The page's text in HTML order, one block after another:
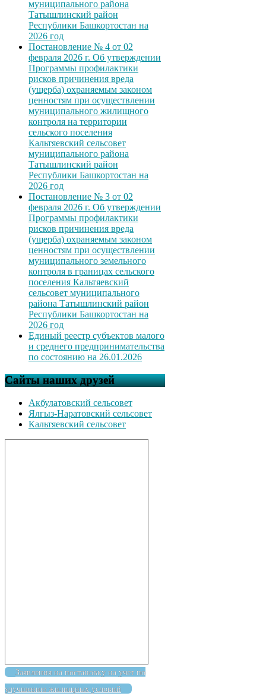
муниципального района
Татышлинский район
Республики Башкортостан на
2026 год
Постановление № 4 от 02
февраля 2026 г. Об утверждении
Программы профилактики
рисков причинения вреда
(ущерба) охраняемым законом
ценностям при осуществлении
муниципального жилищного
контроля на территории
сельского поселения
Кальтяевский сельсовет
муниципального района
Татышлинский район
Республики Башкортостан на
2026 год
Постановление № 3 от 02
февраля 2026 г. Об утверждении
Программы профилактики
рисков причинения вреда
(ущерба) охраняемым законом
ценностям при осуществлении
муниципального земельного
контроля в границах сельского
поселения Кальтяевский
сельсовет муниципального
района Татышлинский район
Республики Башкортостан на
2026 год
Единый реестр субъектов малого
и среднего предпринимательства
по состоянию на 26.01.2026
Сайты наших друзей
Акбулатовский сельсовет
Ялгыз-Наратовский сельсовет
Кальтяевский сельсовет
Заявления на постановку на учет по
улучшению жилищных условий